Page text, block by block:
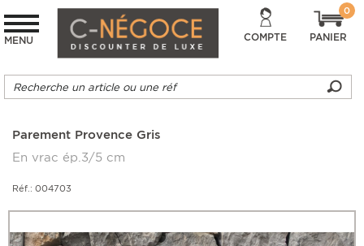
MENU COMPTE PANIER
0
Parement Provence Gris
En vrac ép.3/5 cm
Réf.: 004703